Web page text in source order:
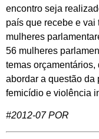
encontro seja
país que recebe e vai
mulheres
56 mulheres
temas
abordar a questão da
femicídio e violência
#2012-07 POR